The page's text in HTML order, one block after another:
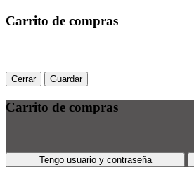
Carrito de compras
Cerrar Guardar
Carrito de compras
Tengo usuario y contraseña